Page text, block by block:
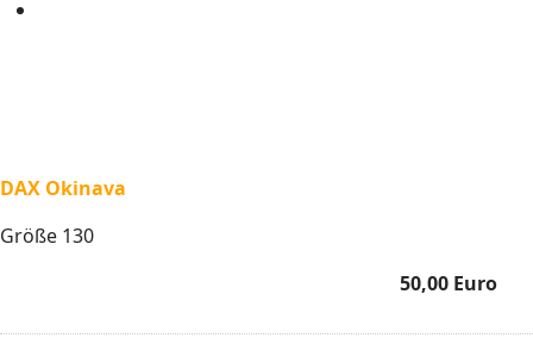
DAX Okinava
Größe 130
50,00 Euro